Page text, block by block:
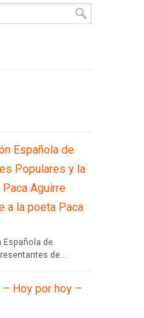
Española de
Populares y la
Paca Aguirre
a la poeta Paca
Española de
de...
– Hoy por hoy –